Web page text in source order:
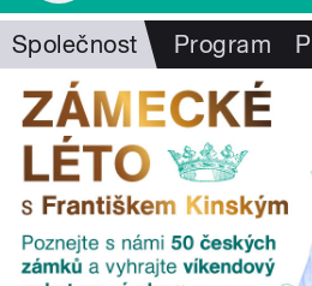
Společnost Program